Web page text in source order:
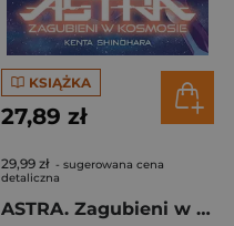
KSIĄŻKA
27,89 zł
29,99 zł - sugerowana cena
detaliczna
ASTRA. Zagubieni w kosmosie. Tom 4